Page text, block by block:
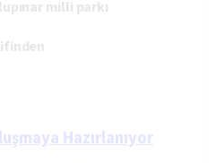
milli parkı
Hazırlanıyor